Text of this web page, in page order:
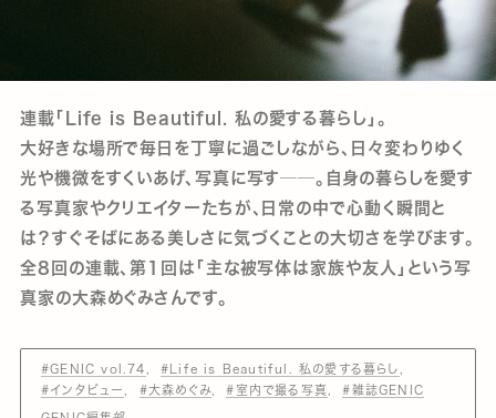
連載「Life is Beautiful. 私の愛する暮らし」。
大好きな場所で毎日を丁寧に過ごしながら、日々変わりゆく
光や機微をすくいあげ、写真に写す──。自身の暮らしを愛す
る写真家やクリエイターたちが、日常の中で心動く瞬間と
は？すぐそばにある美しさに気づくことの大切さを学びます。
全8回の連載、第1回は「主な被写体は家族や友人」という写
真家の大森めぐみさんです。
#GENIC vol.74
#Life is Beautiful. 私の愛する暮らし
#インタビュー
#大森めぐみ #室内で撮る写真 #雑誌GENIC